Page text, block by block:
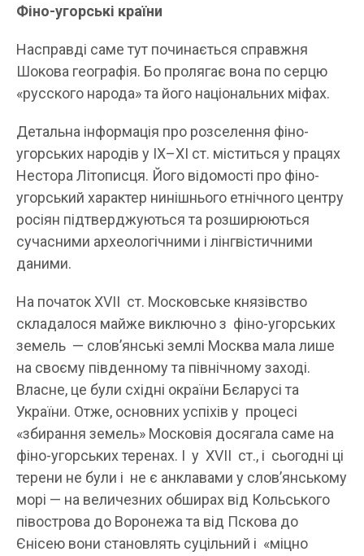
Фіно-угорські країни
Насправді саме тут починається справжня
Шокова географія. Бо пролягає вона по серцю
«русского народа» та його національних міфах.
Детальна інформація про розселення фіно-
угорських народів у ІХ–ХІ ст. міститься у працях
Нестора Літописця. Його відомості про фіно-
угорський характер нинішнього етнічного центру
росіян підтверджуються та розширюються
сучасними археологічними і лінгвістичними
даними.
На початок XVII ст. Московське князівство
складалося майже виключно з фіно-угорських
земель — слов’янські землі Москва мала лише
на своєму південному та північному заході.
Власне, це були східні окраїни Бєларусі та
України. Отже, основних успіхів у процесі
«збирання земель» Московія досягала саме на
фіно-угорських теренах. І у XVII ст., і сьогодні ці
терени не були і не є анклавами у слов’янському
морі — на величезних обширах від Кольського
півострова до Воронежа та від Пскова до
Єнісею вони становлять суцільний і «міцно